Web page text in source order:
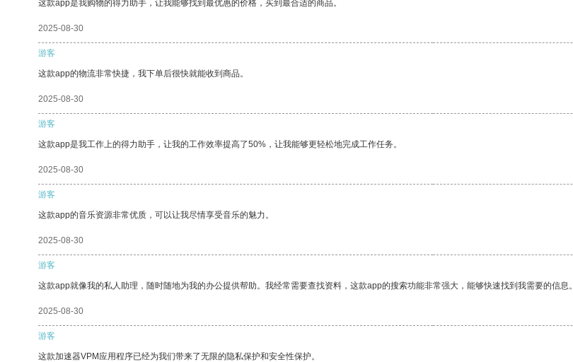
这款app是我购物的得力助手，让我能够找到最优惠的价格，买到最合适的商品。
2025-08-30
游客
这款app的物流非常快捷，我下单后很快就能收到商品。
2025-08-30
游客
这款app是我工作上的得力助手，让我的工作效率提高了50%，让我能够更轻松地完成工作任务。
2025-08-30
游客
这款app的音乐资源非常优质，可以让我尽情享受音乐的魅力。
2025-08-30
游客
这款app就像我的私人助理，随时随地为我的办公提供帮助。我经常需要查找资料，这款app的搜索功能非常强大，能够快速找到我需要的信息。
2025-08-30
游客
这款加速器VPM应用程序已经为我们带来了无限的隐私保护和安全性保护。